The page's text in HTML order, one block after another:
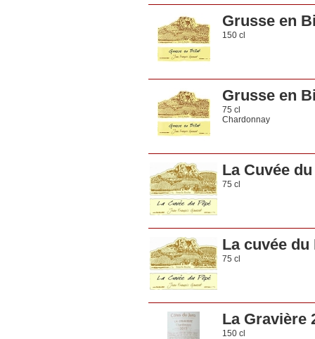
Grusse en
150 cl
Grusse en
75 cl
Chardonnay
La Cuvée
75 cl
La cuvée du
75 cl
La Gravière
150 cl